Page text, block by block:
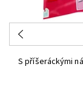
S příšeráckými